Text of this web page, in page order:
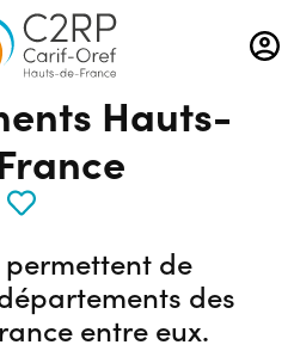
Aller
au
contenu
principal
Hauts-
permettent de
des
entre eux.